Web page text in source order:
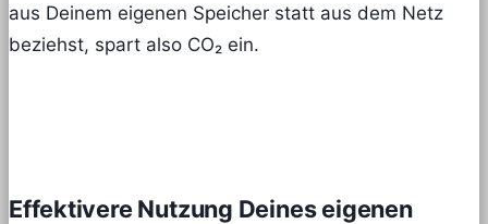
aus Deinem eigenen Speicher statt aus dem Netz
beziehst, spart also CO₂ ein.
Effektivere Nutzung Deines eigenen